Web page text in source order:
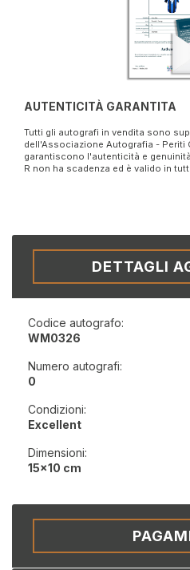
AUTENTICITÀ GARANTITA
Tutti gli autografi in vendita sono
dell'Associazione Autografia - Periti
garantiscono l'autenticità e
R non ha scadenza ed è valido in
DETTAGLI
Codice autografo:
WM0326
Numero autografi:
0
Condizioni:
Excellent
Dimensioni:
15x10 cm